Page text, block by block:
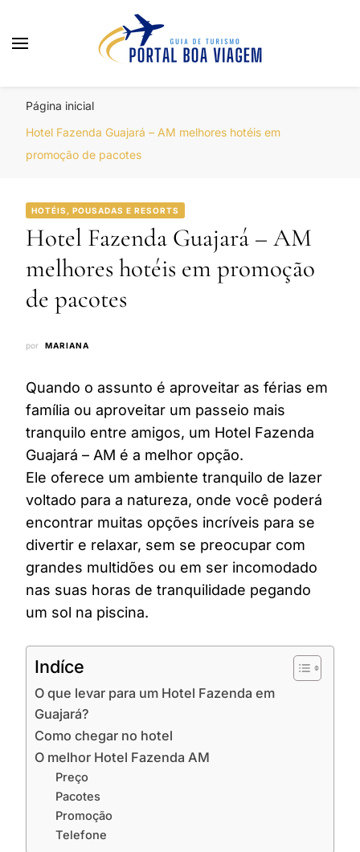
Página inicial
Hotel Fazenda Guajará – AM melhores hotéis em
promoção de pacotes
HOTÉIS, POUSADAS E RESORTS
Hotel Fazenda Guajará – AM
melhores hotéis em promoção
de pacotes
por MARIANA
Quando o assunto é aproveitar as férias em
família ou aproveitar um passeio mais
tranquilo entre amigos, um Hotel Fazenda
Guajará – AM é a melhor opção.
Ele oferece um ambiente tranquilo de lazer
voltado para a natureza, onde você poderá
encontrar muitas opções incríveis para se
divertir e relaxar, sem se preocupar com
grandes multidões ou em ser incomodado
nas suas horas de tranquilidade pegando
um sol na piscina.
Indíce
O que levar para um Hotel Fazenda em
Guajará?
Como chegar no hotel
O melhor Hotel Fazenda AM
Preço
Pacotes
Promoção
Telefone